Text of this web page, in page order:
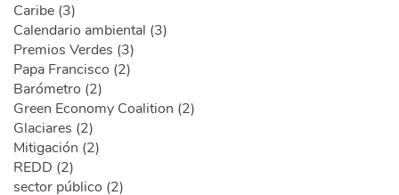
Caribe (3)
Calendario ambiental (3)
Premios Verdes (3)
Papa Francisco (2)
Barómetro (2)
Green Economy Coalition (2)
Glaciares (2)
Mitigación (2)
REDD (2)
sector público (2)